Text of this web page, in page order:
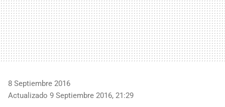
8 Septiembre 2016
Actualizado 9 Septiembre 2016, 21:29